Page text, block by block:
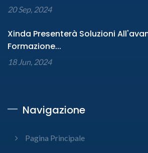
20 Sep, 2024
Xinda Presenterà Soluzioni
Formazione...
18 Jun, 2024
Navigazione
Pagina Principale